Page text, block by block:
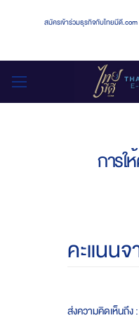
สมัครเข้าร่วมธุรกิจกับไทยมีดี.com
การใ
คะแนน
ส่งความคิดเห็นถึ